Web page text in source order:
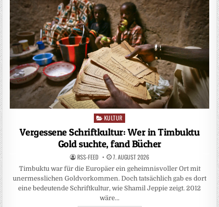
Posted
in
KULTUR
Vergessene Schriftkultur: Wer in Timbuktu
Gold suchte, fand Bücher
RSS-FEED 7. AUGUST 2026
Timbuktu war für die Europäer ein geheimnisvoller Ort mit
unermesslichen Goldvorkommen. Doch tatsächlich gab es dort
eine bedeutende Schriftkultur, wie Shamil Jeppie zeigt. 2012
wäre…